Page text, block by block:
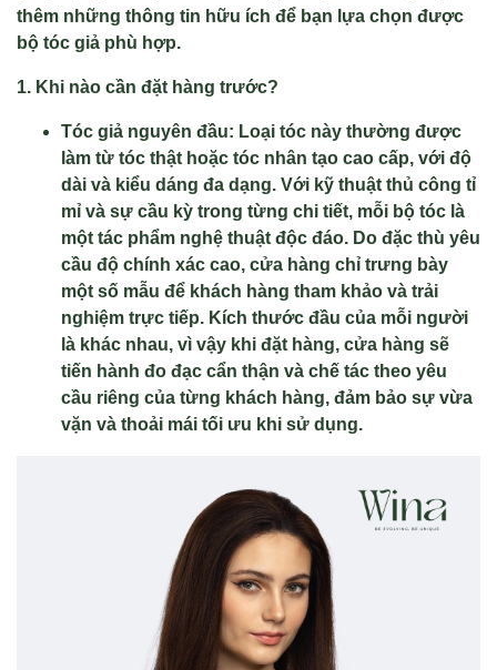
thêm những thông tin hữu ích để bạn lựa chọn được
bộ tóc giả phù hợp.
1. Khi nào cần đặt hàng trước?
Tóc giả nguyên đầu: Loại tóc này thường được
làm từ tóc thật hoặc tóc nhân tạo cao cấp, với độ
dài và kiểu dáng đa dạng. Với kỹ thuật thủ công tỉ
mỉ và sự cầu kỳ trong từng chi tiết, mỗi bộ tóc là
một tác phẩm nghệ thuật độc đáo. Do đặc thù yêu
cầu độ chính xác cao, cửa hàng chỉ trưng bày
một số mẫu để khách hàng tham khảo và trải
nghiệm trực tiếp. Kích thước đầu của mỗi người
là khác nhau, vì vậy khi đặt hàng, cửa hàng sẽ
tiến hành đo đạc cẩn thận và chế tác theo yêu
cầu riêng của từng khách hàng, đảm bảo sự vừa
vặn và thoải mái tối ưu khi sử dụng.